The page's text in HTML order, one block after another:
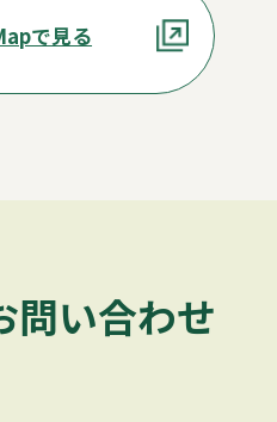
で見る
問い合わせ